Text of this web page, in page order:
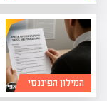
המילון הפיננסי